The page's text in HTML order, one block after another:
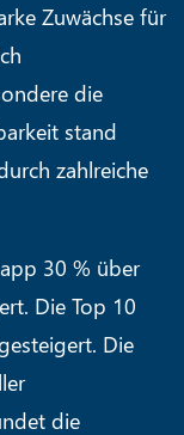
Zuwächse für
die
stand
zahlreiche
30 % über
Die Top 10
Die
die